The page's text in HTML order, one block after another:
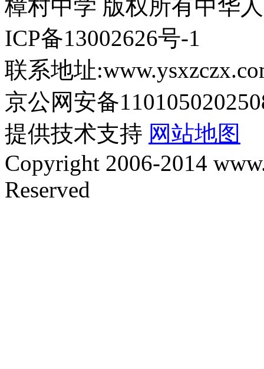
樟村中学 版权所有中华
ICP备13002626号-1
联系地址
京公网安备
提供技术支持 网站地图
Copyright 2006-2014
Reserved